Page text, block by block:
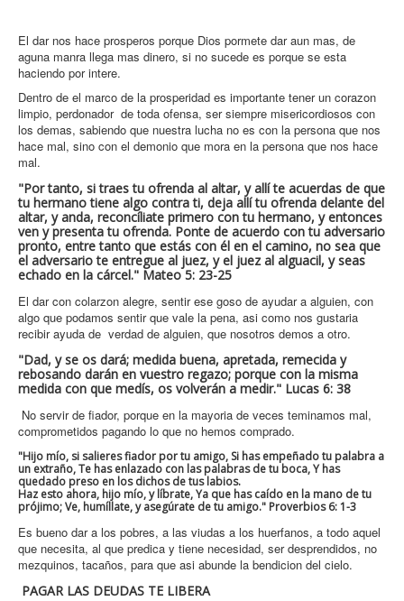
El dar nos hace prosperos porque Dios pormete dar aun mas, de
aguna manra llega mas dinero, si no sucede es porque se esta
haciendo por intere.
Dentro de el marco de la prosperidad es importante tener un corazon
limpio, perdonador de toda ofensa, ser siempre misericordiosos con
los demas, sabiendo que nuestra lucha no es con la persona que nos
hace mal, sino con el demonio que mora en la persona que nos hace
mal.
"Por tanto, si traes tu ofrenda al altar, y allí te acuerdas de que
tu hermano tiene algo contra ti, deja allí tu ofrenda delante del
altar, y anda, reconcíliate primero con tu hermano, y entonces
ven y presenta tu ofrenda. Ponte de acuerdo con tu adversario
pronto, entre tanto que estás con él en el camino, no sea que
el adversario te entregue al juez, y el juez al alguacil, y seas
echado en la cárcel." Mateo 5: 23-25
El dar con colarzon alegre, sentir ese goso de ayudar a alguien, con
algo que podamos sentir que vale la pena, asi como nos gustaria
recibir ayuda de verdad de alguien, que nosotros demos a otro.
"Dad, y se os dará; medida buena, apretada, remecida y
rebosando darán en vuestro regazo; porque con la misma
medida con que medís, os volverán a medir." Lucas 6: 38
No servir de fiador, porque en la mayoria de veces teminamos mal,
comprometidos pagando lo que no hemos comprado.
"Hijo mío, si salieres fiador por tu amigo, Si has empeñado tu palabra a
un extraño, Te has enlazado con las palabras de tu boca, Y has
quedado preso en los dichos de tus labios.
Haz esto ahora, hijo mío, y líbrate, Ya que has caído en la mano de tu
prójimo; Ve, humíllate, y asegúrate de tu amigo." Proverbios 6: 1-3
Es bueno dar a los pobres, a las viudas a los huerfanos, a todo aquel
que necesita, al que predica y tiene necesidad, ser desprendidos, no
mezquinos, tacaños, para que asi abunde la bendicion del cielo.
PAGAR LAS DEUDAS TE LIBERA